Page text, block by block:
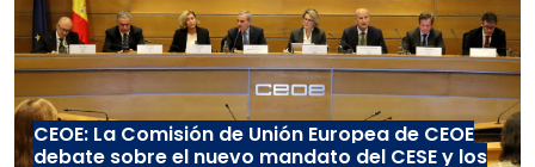
CEOE: La Comisión de Unión Europea de CEOE
debate sobre el nuevo mandato del CESE y los